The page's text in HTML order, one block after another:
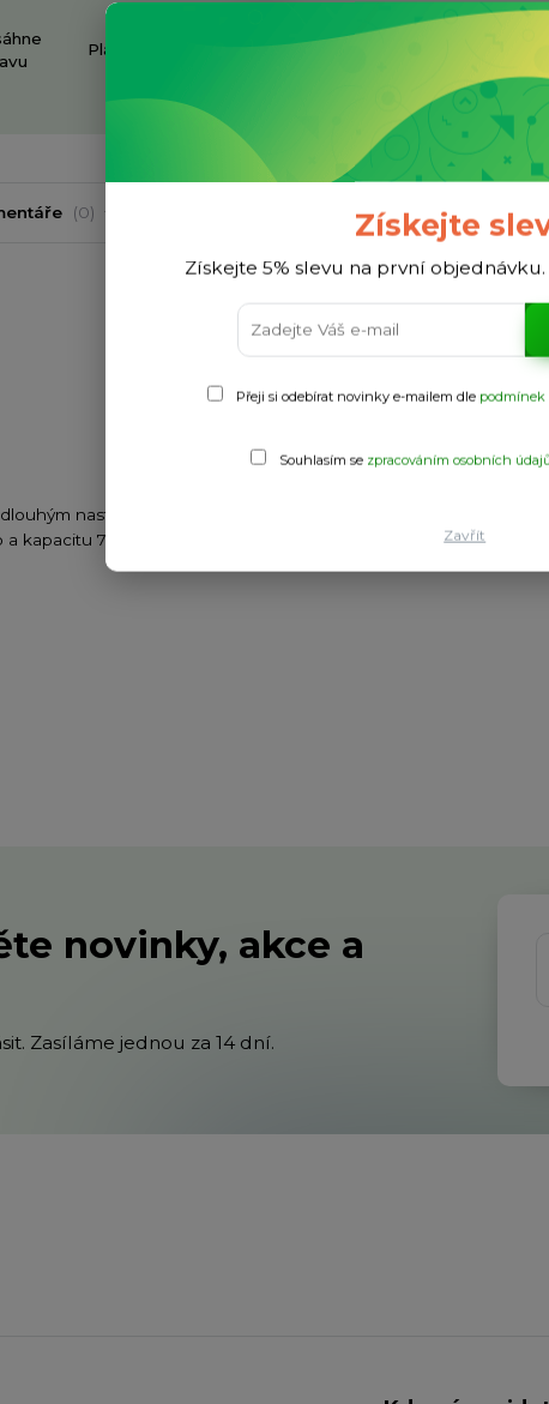
Plánujete větší nákup? Napište nám a třeba
0
nastavitelným popruhem. Hlavní kapsa na zip. Kapsa na
kapacitu 72 litrů. Snadné čištění.
novinky, akce a
Zasíláme jednou za 14 dní.
Získejte
Získejte 5% slevu na první
Přeji si odebírat novinky e-mailem dle podmínek
Souhlasím se zpracováním osobních
Zavřít